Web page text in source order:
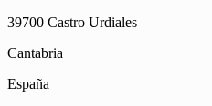
39700 Castro Urdiales
Cantabria
España